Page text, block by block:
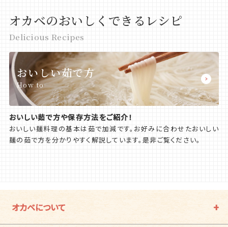
オカベのおいしくできるレシピ
Delicious Recipes
おいしい茹で方
How to
おいしい茹で方や保存方法をご紹介！
おいしい麺料理の基本は茹で加減です。お好みに合わせたおいしい
麺の茹で方を分かりやすく解説しています。是非ご覧ください。
オカベについて